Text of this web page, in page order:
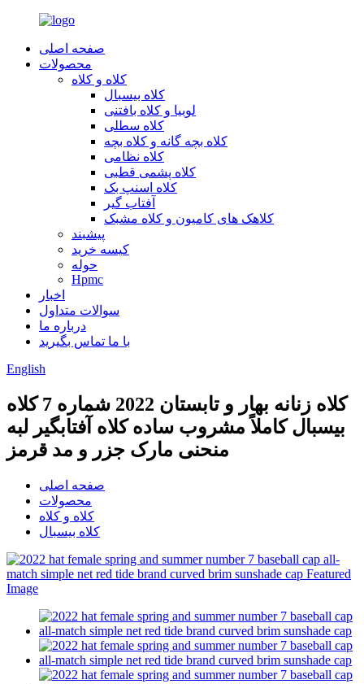
صفحه اصلی
محصولات
کلاه و کلاه
کلاه بیسبال
لوبیا و کلاه بافتنی
کلاه سطلی
کلاه بچه گانه و کلاه بچه
کلاه نظامی
کلاه پشمی قطبی
کلاه اسنپ بک
آفتاب گیر
کلاهک های کامیون و کلاه مشبک
پیشبند
کیسه خرید
حوله
Hpmc
اخبار
سوالات متداول
درباره ما
با ما تماس بگیرید
English
کلاه زنانه بهار و تابستان 2022 شماره 7 کلاه
بیسبال کاملاً مشروب ساده کلاه آفتابگیر لبه
منحنی مارک جزر و مد قرمز
صفحه اصلی
محصولات
کلاه و کلاه
کلاه بیسبال